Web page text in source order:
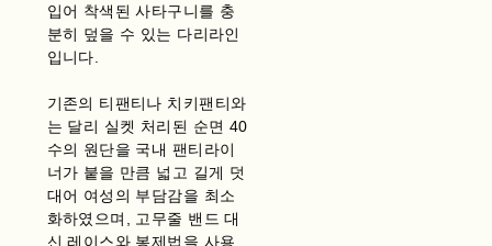
입어 착색된 사타구니를 충
분히 덮을 수 있는 다리라인
입니다.
기존의 티팬티나 치키팬티와
는 달리 실켓 처리된 순면 40
수의 원단을 국내 팬티라이
너가 붙을 만큼 넓고 길게 덧
대어 여성의 부담감을 최소
화하였으며, 고무줄 밴드 대
신 레이스와 봉제법을 사용